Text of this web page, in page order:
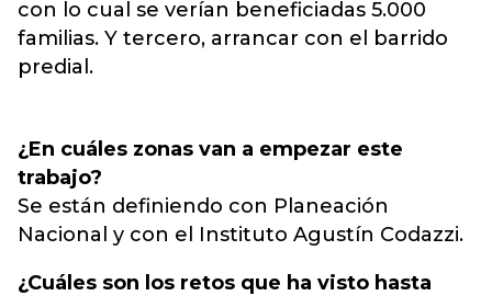
con lo cual se verían beneficiadas 5.000
familias. Y tercero, arrancar con el barrido
predial.
¿En cuáles zonas van a empezar este
trabajo?
Se están definiendo con Planeación
Nacional y con el Instituto Agustín Codazzi.
¿Cuáles son los retos que ha visto hasta